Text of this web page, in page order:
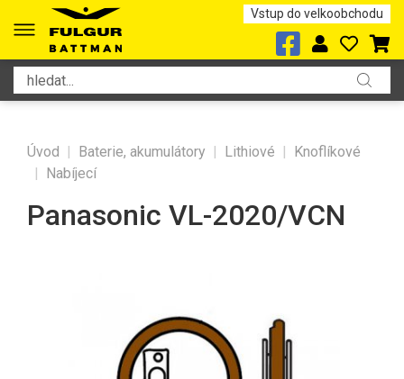
Vstup do velkoobchodu
Úvod | Baterie, akumulátory | Lithiové | Knoflíkové
| Nabíjecí
Panasonic VL-2020/VCN